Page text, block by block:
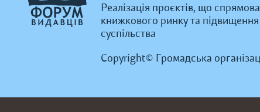
Реалізація проєктів, що
книжкового ринку та підвищення
суспільства
Copyright© Громадська